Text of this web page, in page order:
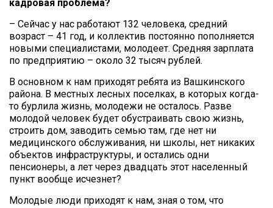
кадровая проблема?
– Сейчас у нас работают 132 человека, средний
возраст – 41 год, и коллектив постоянно пополняется
новыми специалистами, молодеет. Средняя зарплата
по предприятию – около 32 тысяч рублей.
В основном к нам приходят ребята из Вашкинского
района. В местных лесных поселках, в которых когда-
то бурлила жизнь, молодежи не осталось. Разве
молодой человек будет обустраивать свою жизнь,
строить дом, заводить семью там, где нет ни
медицинского обслуживания, ни школы, нет никаких
объектов инфраструктуры, и остались одни
пенсионеры, а лет через двадцать этот населенный
пункт вообще исчезнет?
Молодые люди приходят к нам, зная о том, что